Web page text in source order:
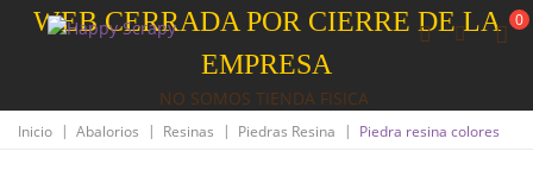
WEB CERRADA POR CIERRE DE LA
EMPRESA
NO SOMOS TIENDA FISICA
0
Inicio | Abalorios | Resinas | Piedras Resina | Piedra resina colores